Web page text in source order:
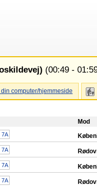
(00:49 -
computer/hjemmeside
Mod
7A
7A
7A
7A